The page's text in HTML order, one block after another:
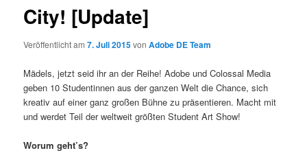
City! [Update]
Veröffentlicht am7. Juli 2015vonAdobe DE Team
Mädels, jetzt seid ihr an der Reihe! Adobe und Colossal Media
geben 10 Studentinnen aus der ganzen Welt die Chance, sich
kreativ auf einer ganz großen Bühne zu präsentieren. Macht mit
und werdet Teil der weltweit größten Student Art Show!
Worum geht’s?